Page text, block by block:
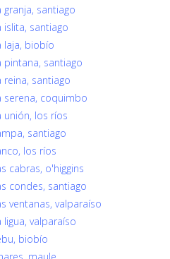
santiago
islita, santiago
laja, biobío
pintana, santiago
reina, santiago
serena, coquimbo
unión, los ríos
santiago
los ríos
cabras, o'higgins
condes, santiago
ventanas, valparaíso
valparaíso
biobío